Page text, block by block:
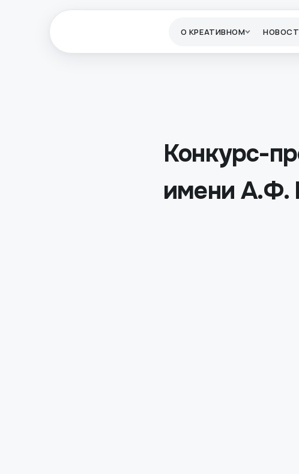
О КРЕАТИВНОМ
Конкурс-
имени А.Ф.